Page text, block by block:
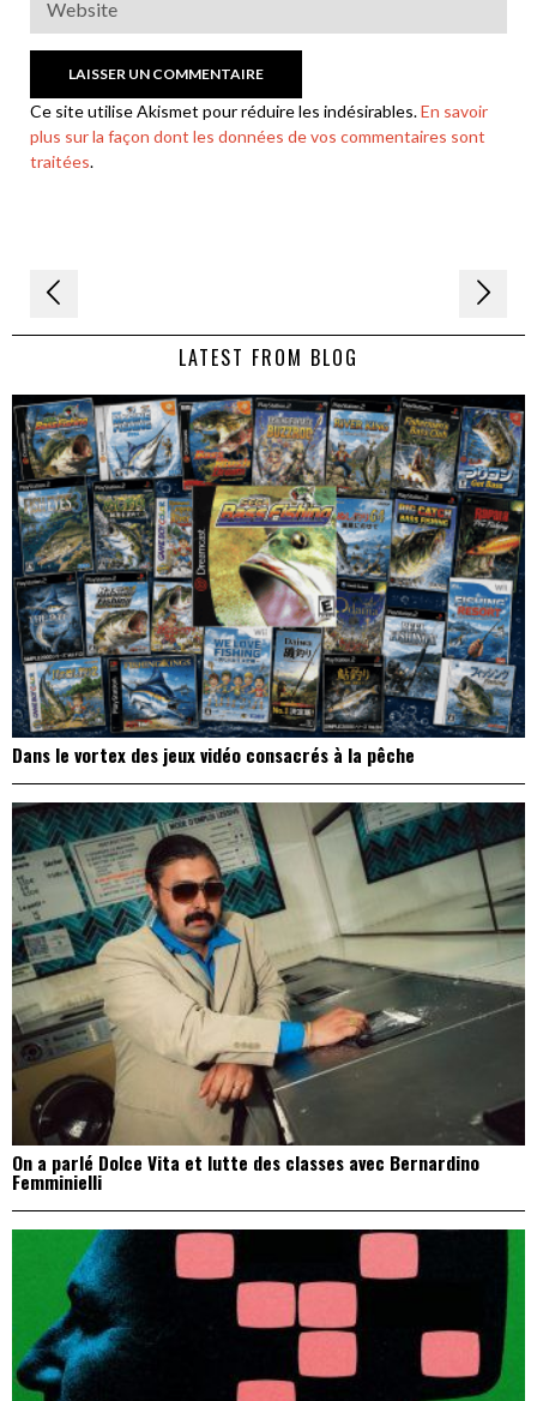
Ce site utilise Akismet pour réduire les indésirables.En savoir
plus sur la façon dont les données de vos commentaires sont
traitées.
Navigation
de LATEST FROM BLOG
Dans le vortex des jeux vidéo consacrés à la pêche
On a parlé Dolce Vita et lutte des classes avec Bernardino
Femminielli